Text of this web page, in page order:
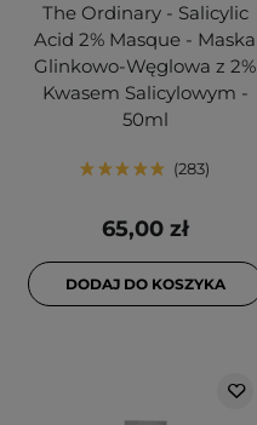
The Ordinary - Salicylic
Acid 2% Masque - Maska
Glinkowo-Węglowa z 2%
Kwasem Salicylowym -
50ml
283
65,00 zł
DODAJ DO KOSZYKA